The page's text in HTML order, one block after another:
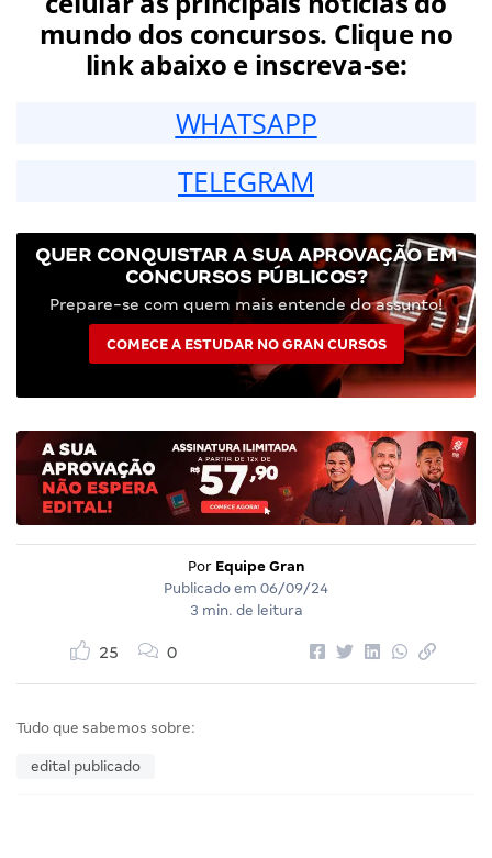
mundo dos concursos. Clique no
link abaixo e inscreva-se:
WHATSAPP
TELEGRAM
QUER CONQUISTAR A SUA APROVAÇÃO EM
CONCURSOS PÚBLICOS?
Prepare-se com quem mais entende do assunto!
COMECE A ESTUDAR NO GRAN CURSOS
Por Equipe Gran
Publicado em 06/09/24
3 min. de leitura
25 0
Tudo que sabemos sobre:
edital publicado